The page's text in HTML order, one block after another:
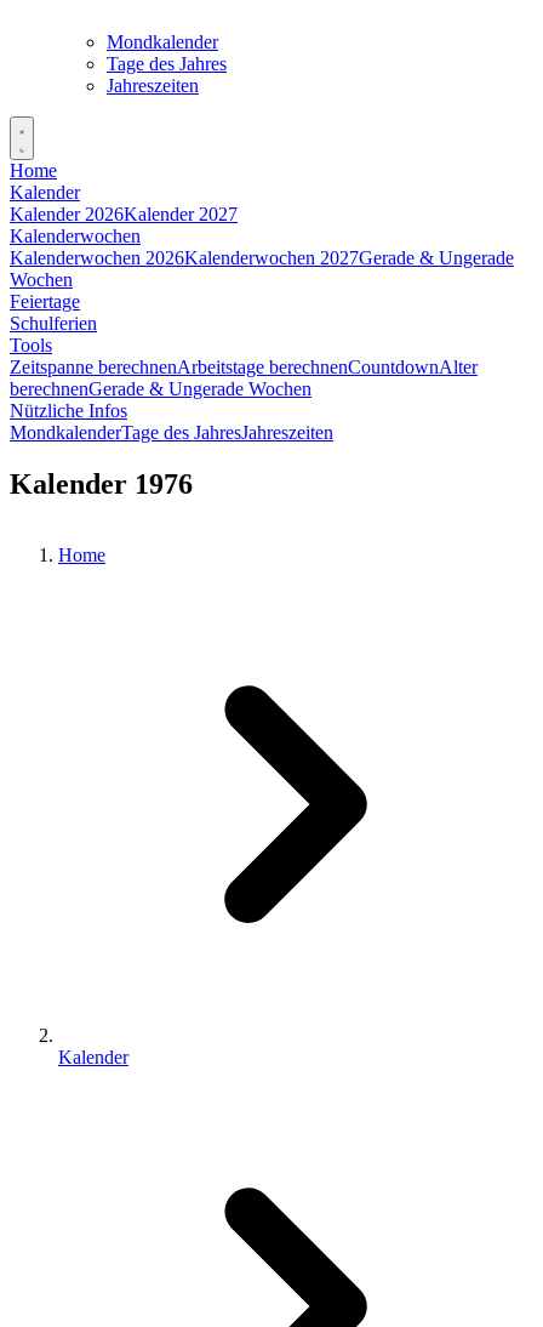
Mondkalender
Tage des Jahres
Jahreszeiten
Home
Kalender
Kalender 2026Kalender 2027
Kalenderwochen
Kalenderwochen 2026Kalenderwochen 2027Gerade & Ungerade
Wochen
Feiertage
Schulferien
Tools
Zeitspanne berechnenArbeitstage berechnenCountdownAlter
berechnenGerade & Ungerade Wochen
Nützliche Infos
MondkalenderTage des JahresJahreszeiten
Kalender 1976
Home
Kalender